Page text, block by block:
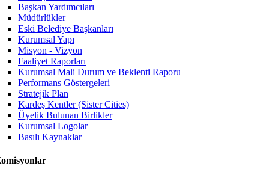
Başkan Yardımcıları
Müdürlükler
Eski Belediye Başkanları
Kurumsal Yapı
Misyon - Vizyon
Faaliyet Raporları
Kurumsal Mali Durum ve Beklenti Raporu
Performans Göstergeleri
Stratejik Plan
Kardeş Kentler (Sister Cities)
Üyelik Bulunan Birlikler
Kurumsal Logolar
Basılı Kaynaklar